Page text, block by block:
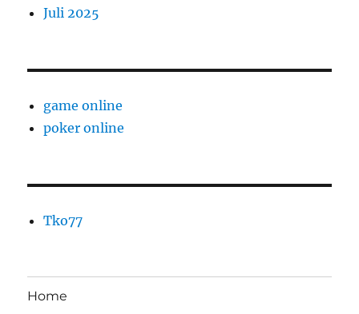
Juli 2025
game online
poker online
Tko77
Home